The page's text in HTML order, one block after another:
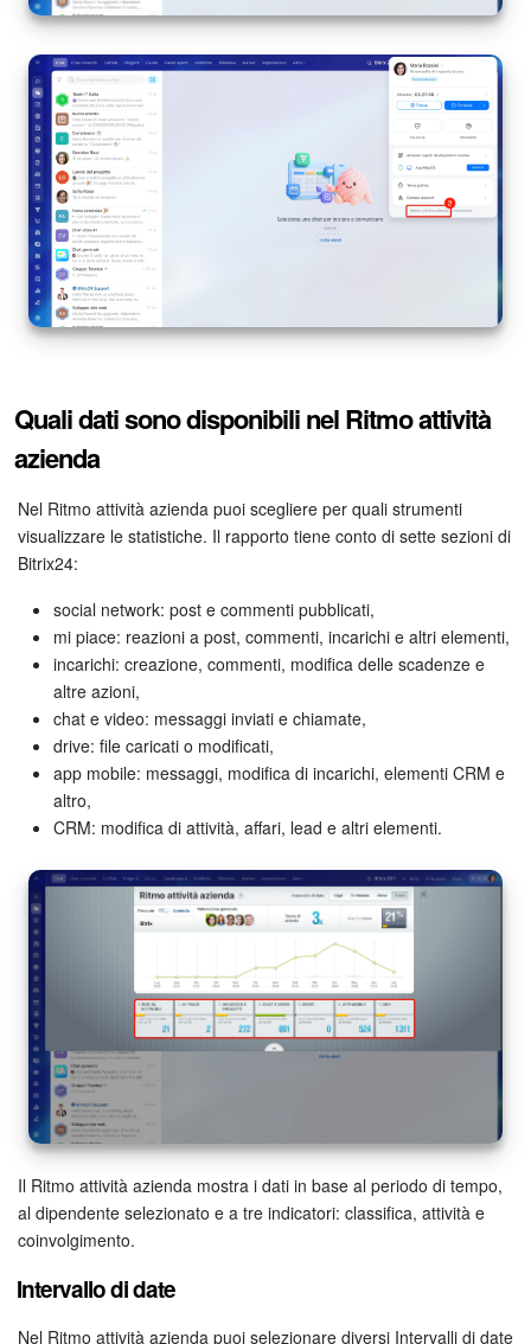
Contact Center
Sales Center
Analisi CRM
Generatore BI
Bitrix24 Market
Online store
Dipendenti
Firma elettronica
Firma elettronica per HR
Automazione
Flussi di lavoro
Gestione inventario
Telefonia
Mio profilo
Impostazioni
Enterprise
Bitrix24 On-Premise
Quali dati sono disponibili nel Ritmo attività
azienda
Nel Ritmo attività azienda puoi scegliere per quali strumenti
visualizzare le statistiche. Il rapporto tiene conto di sette sezioni di
Bitrix24:
social network: post e commenti pubblicati,
mi piace: reazioni a post, commenti, incarichi e altri elementi,
incarichi: creazione, commenti, modifica delle scadenze e
altre azioni,
chat e video: messaggi inviati e chiamate,
drive: file caricati o modificati,
app mobile: messaggi, modifica di incarichi, elementi CRM e
altro,
CRM: modifica di attività, affari, lead e altri elementi.
Il Ritmo attività azienda mostra i dati in base al periodo di tempo,
al dipendente selezionato e a tre indicatori: classifica, attività e
coinvolgimento.
Intervallo di date
Nel Ritmo attività azienda puoi selezionare diversi Intervalli di date